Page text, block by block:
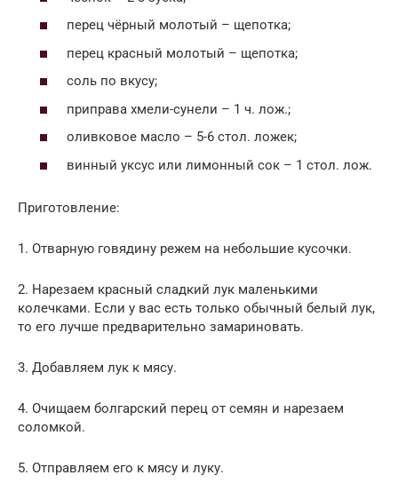
перец чёрный молотый – щепотка;
перец красный молотый – щепотка;
соль по вкусу;
приправа хмели-сунели – 1 ч. лож.;
оливковое масло – 5-6 стол. ложек;
винный уксус или лимонный сок – 1 стол. лож.
Приготовление:
1. Отварную говядину режем на небольшие кусочки.
2. Нарезаем красный сладкий лук маленькими
колечками. Если у вас есть только обычный белый лук,
то его лучше предварительно замариновать.
3. Добавляем лук к мясу.
4. Очищаем болгарский перец от семян и нарезаем
соломкой.
5. Отправляем его к мясу и луку.